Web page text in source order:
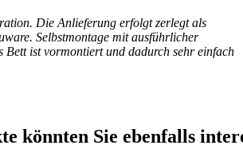
Die Anlieferung erfolgt zerlegt als
Selbstmontage mit ausführlicher
Bett ist vormontiert und dadurch sehr einfach
könnten Sie ebenfalls